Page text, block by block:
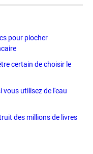
pour piocher
certain de choisir le
vous utilisez de l'eau
des millions de livres